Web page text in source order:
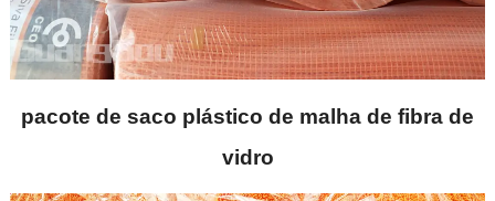
pacote de saco plástico de malha de fibra de
vidro